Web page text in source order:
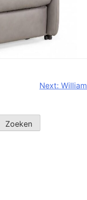
Next: William
Zoeken